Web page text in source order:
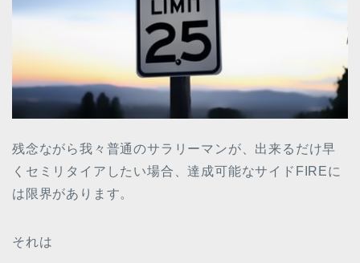
残念ながら我々普通のサラリーマンが、出来るだけ早
くセミリタイアしたい場合、達成可能なサイドFIREに
は限界があります。
それは